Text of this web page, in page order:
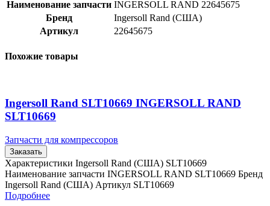
Наименование запчасти INGERSOLL RAND 22645675
Бренд
Ingersoll Rand (США)
Артикул
22645675
Похожие товары
Ingersoll Rand SLT10669 INGERSOLL RAND
SLT10669
Запчасти для компрессоров
Заказать
Характеристики Ingersoll Rand (США) SLT10669
Наименование запчасти INGERSOLL RAND SLT10669 Бренд
Ingersoll Rand (США) Артикул SLT10669
Подробнее